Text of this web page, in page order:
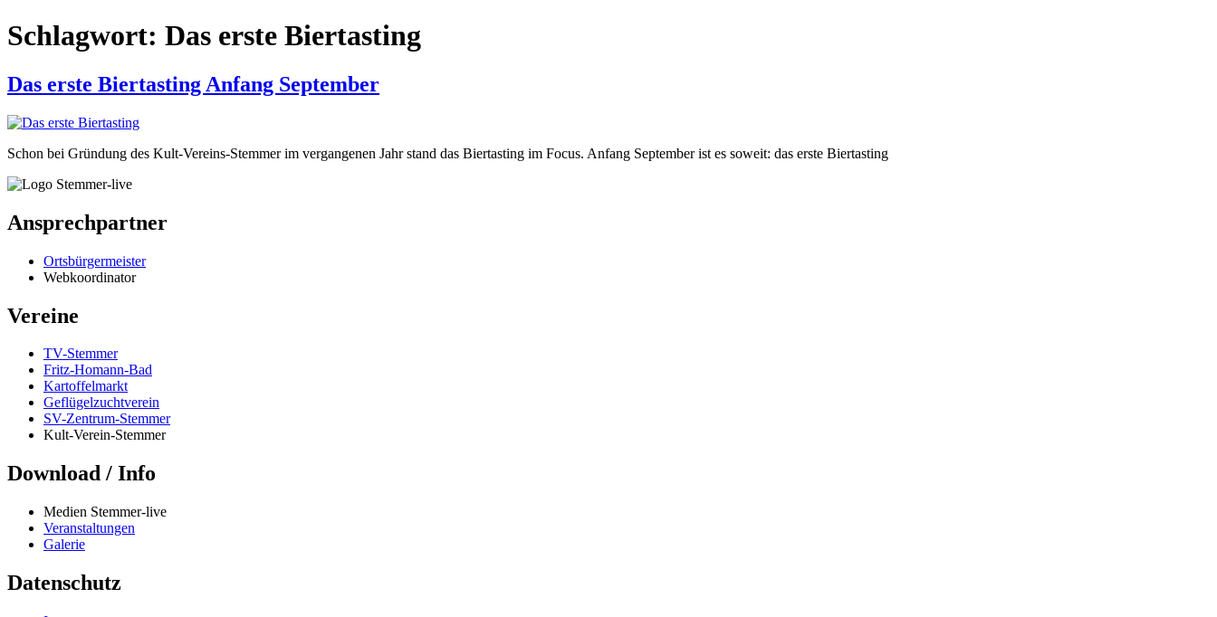
Schlagwort: Das erste Biertasting
Das erste Biertasting Anfang September
Schon bei Gründung des Kult-Vereins-Stemmer im vergangenen Jahr stand das Biertasting im Focus. Anfang September ist es soweit: das erste Biertasting
Ansprechpartner
Ortsbürgermeister
Webkoordinator
Vereine
TV-Stemmer
Fritz-Homann-Bad
Kartoffelmarkt
Geflügelzuchtverein
SV-Zentrum-Stemmer
Kult-Verein-Stemmer
Download / Info
Medien Stemmer-live
Veranstaltungen
Galerie
Datenschutz